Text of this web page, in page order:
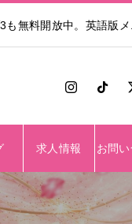
無料開放中。英語版
求人情報 お問